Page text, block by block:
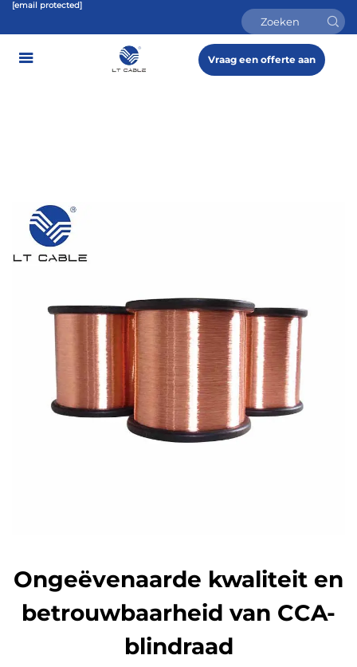
[email protected]
Vraag een offerte aan
Ongeëvenaarde kwaliteit en
betrouwbaarheid van CCA-
blindraad